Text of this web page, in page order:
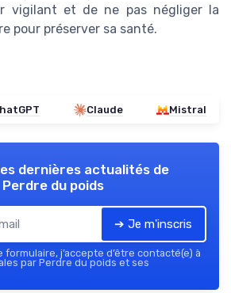
vigilant et de ne pas négliger la
pour préserver sa santé.
Claude Mistral
dernières actualités de
Perdre du poids
➔ Je m'inscris
formulaire, j’accepte d’être contacté(e) à
par Perdre du poids et ses